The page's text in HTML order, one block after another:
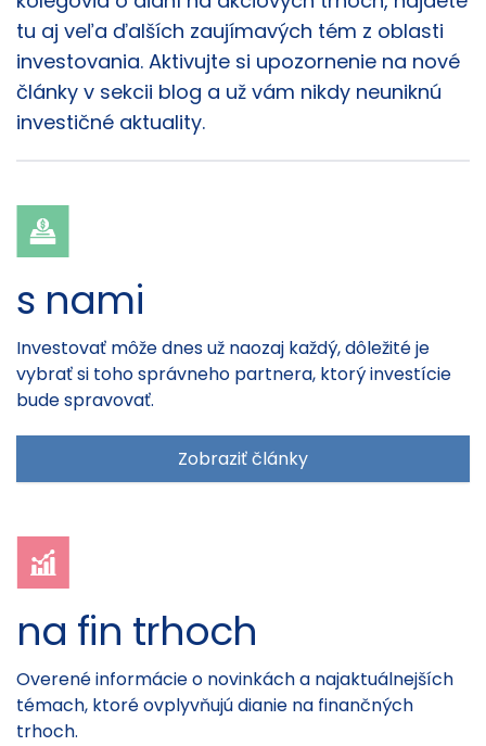
tu aj veľa ďalších zaujímavých tém z oblasti
investovania. Aktivujte si upozornenie na nové
články v sekcii blog a už vám nikdy neuniknú
investičné aktuality.
s nami
Investovať môže dnes už naozaj každý, dôležité je
vybrať si toho správneho partnera, ktorý investície
bude spravovať.
Zobraziť články
na fin trhoch
Overené informácie o novinkách a najaktuálnejších
témach, ktoré ovplyvňujú dianie na finančných
trhoch.